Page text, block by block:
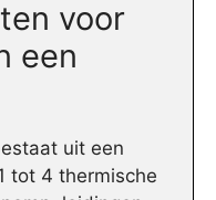
voor
een
uit een
tot 4 thermische